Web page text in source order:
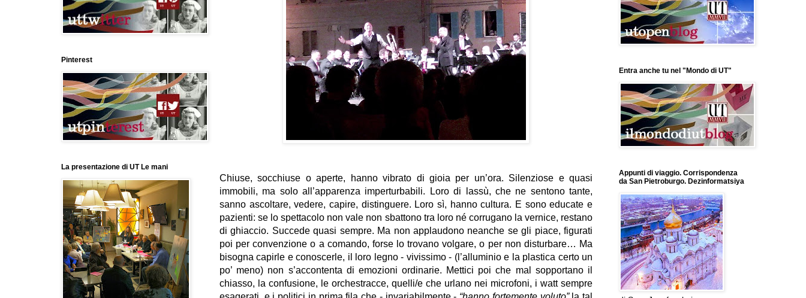
Chiuse, socchiuse o aperte, hanno vibrato di gioia per un’ora. Silenziose e quasi
immobili, ma solo all’apparenza imperturbabili. Loro di lassù, che ne sentono tante,
sanno ascoltare, vedere, capire, distinguere. Loro sì, hanno cultura. E sono educate e
pazienti: se lo spettacolo non vale non sbattono tra loro né corrugano la vernice, restano
di ghiaccio. Succede quasi sempre. Ma non applaudono neanche se gli piace, figurati
poi per convenzione o a comando, forse lo trovano volgare, o per non disturbare… Ma
bisogna capirle e conoscerle, il loro legno - vivissimo - (l’alluminio e la plastica certo un
po’ meno) non s’accontenta di emozioni ordinarie. Mettici poi che mal sopportano il
chiasso, la confusione, le orchestracce, quelli/e che urlano nei microfoni, i watt sempre
Pinterest
La presentazione di UT Le mani
Entra anche tu nel "Mondo di UT"
Appunti di viaggio. Corrispondenza
da San Pietroburgo. Dezinformatsiya